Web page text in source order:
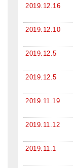
2019.12.16
2019.12.10
2019.12.5
2019.12.5
2019.11.19
2019.11.12
2019.11.1